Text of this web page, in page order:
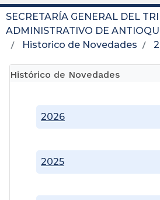
SECRETARÍA GENERAL DEL
ADMINISTRATIVO DE
Historico de Novedades
Histórico de Novedades
2025
2026